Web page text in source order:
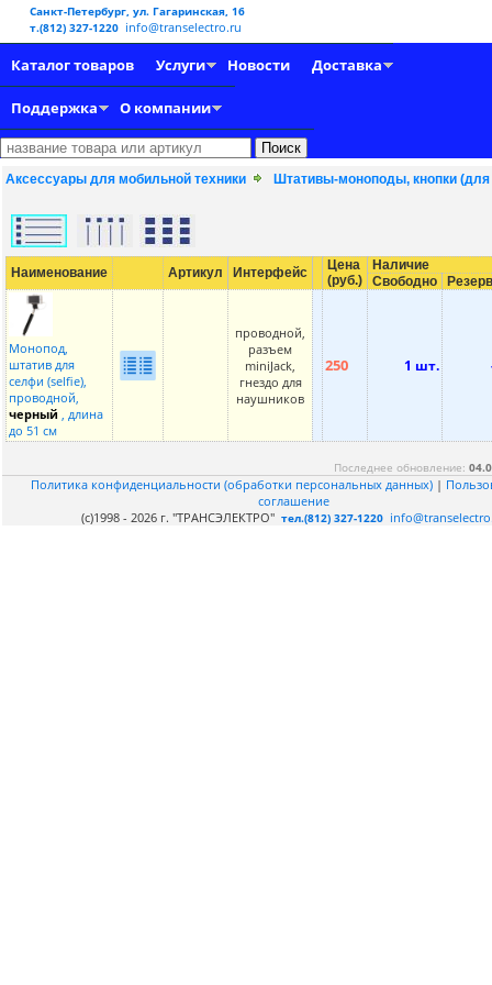
Санкт-Петербург, ул. Гагаринская, 16
т.(812) 327-1220 info@transelectro.ru
Каталог товаров Услуги Новости Доставка
Поддержка О компании
Аксессуары для мобильной техники Штативы-моноподы, кнопки
Наименование Артикул Интерфейс
Цена
(руб.)
Наличие
Свободно
Резерв
Монопод,
штатив для
селфи (selfie),
проводной,
черный , длина
до 51 см
проводной,
разъем
miniJack,
гнездо для
наушников
250 1 шт.
Последнее обновление:
Политика конфиденциальности (обработки персональных данных) |
соглашение
(c)1998 - 2026 г. "ТРАНСЭЛЕКТРО" тел.(812) 327-1220